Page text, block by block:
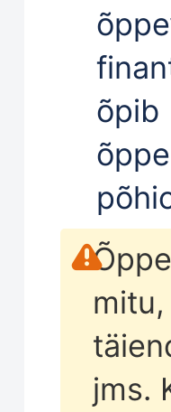
õpib
jms.